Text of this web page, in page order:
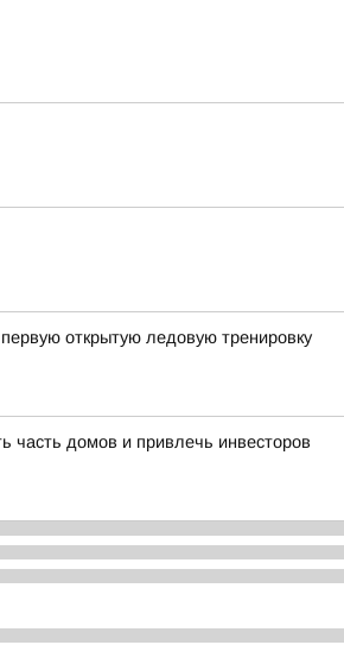
открытую ледовую тренировку
часть домов и привлечь инвесторов